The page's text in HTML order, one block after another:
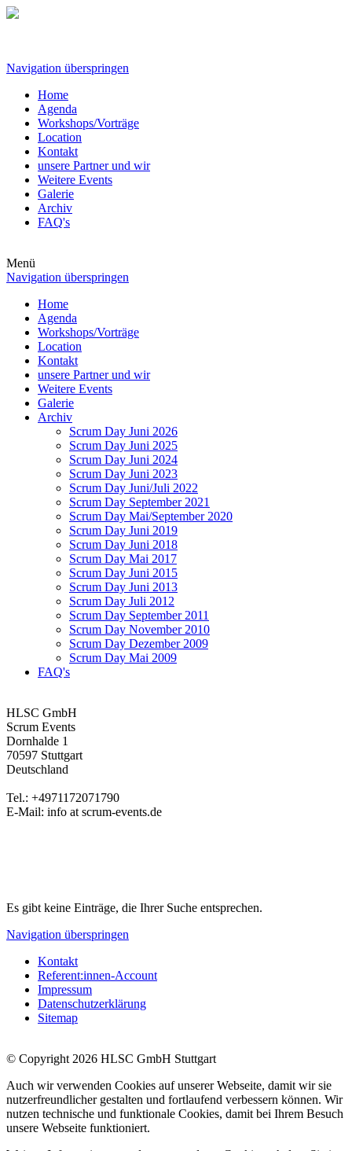
Navigation überspringen
Home
Agenda
Workshops/Vorträge
Location
Kontakt
unsere Partner und wir
Weitere Events
Galerie
Archiv
FAQ's
Menü
Navigation überspringen
Home
Agenda
Workshops/Vorträge
Location
Kontakt
unsere Partner und wir
Weitere Events
Galerie
Archiv
Scrum Day Juni 2026
Scrum Day Juni 2025
Scrum Day Juni 2024
Scrum Day Juni 2023
Scrum Day Juni/Juli 2022
Scrum Day September 2021
Scrum Day Mai/September 2020
Scrum Day Juni 2019
Scrum Day Juni 2018
Scrum Day Mai 2017
Scrum Day Juni 2015
Scrum Day Juni 2013
Scrum Day Juli 2012
Scrum Day September 2011
Scrum Day November 2010
Scrum Day Dezember 2009
Scrum Day Mai 2009
FAQ's
HLSC GmbH
Scrum Events
Dornhalde 1
70597 Stuttgart
Deutschland
Tel.: +4971172071790
E-Mail: info at scrum-events.de
Es gibt keine Einträge, die Ihrer Suche entsprechen.
Navigation überspringen
Kontakt
Referent:innen-Account
Impressum
Datenschutzerklärung
Sitemap
© Copyright 2026 HLSC GmbH Stuttgart
Auch wir verwenden Cookies auf unserer Webseite, damit wir sie
nutzerfreundlicher gestalten und fortlaufend verbessern können. Wir
nutzen technische und funktionale Cookies, damit bei Ihrem Besuch
unsere Webseite funktioniert.